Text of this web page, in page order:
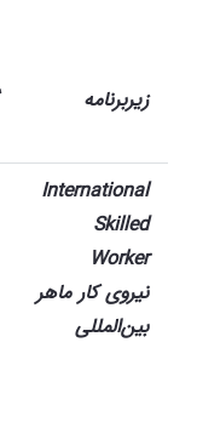
زیربرنامه
International
Skilled
Worker
نیروی کار ماهر
بین‌المللی